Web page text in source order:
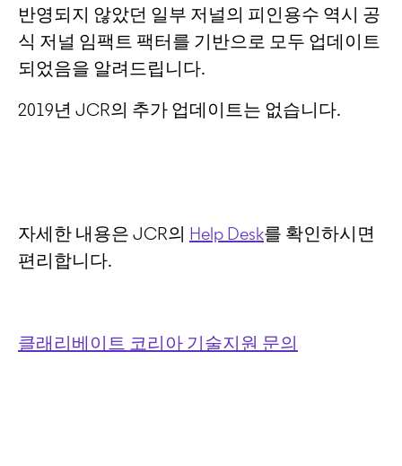
반영되지 않았던 일부 저널의 피인용수 역시 공
식 저널 임팩트 팩터를 기반으로 모두 업데이트
되었음을 알려드립니다.
2019년 JCR의 추가 업데이트는 없습니다.
자세한 내용은 JCR의 Help Desk를 확인하시면
편리합니다.
클래리베이트 코리아 기술지원 문의